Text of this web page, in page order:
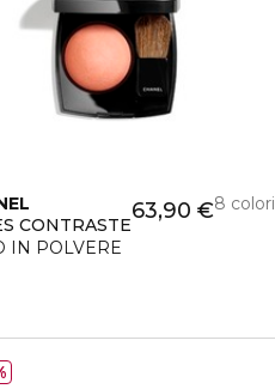
CONTRASTE
IN POLVERE
63,90 €8 colori